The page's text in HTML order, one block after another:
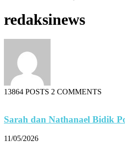
redaksinews
13864 POSTS 2 COMMENTS
Sarah dan Nathanael Bidik
11/05/2026